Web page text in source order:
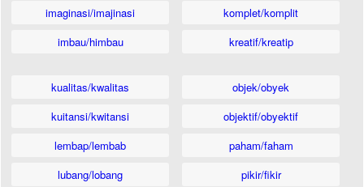
imaginasi/imajinasi
imbau/himbau
komplet/komplit
kreatif/kreatip
kualitas/kwalitas
kuitansi/kwitansi
lembap/lembab
lubang/lobang
objek/obyek
objektif/obyektif
paham/faham
pikir/fikir